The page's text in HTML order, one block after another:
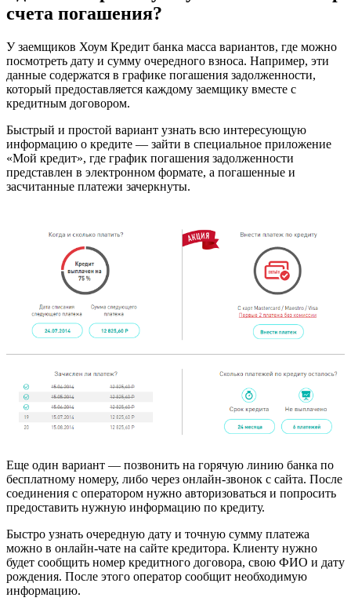
счета погашения?
У заемщиков Хоум Кредит банка масса вариантов, где можно
посмотреть дату и сумму очередного взноса. Например, эти
данные содержатся в графике погашения задолженности,
который предоставляется каждому заемщику вместе с
кредитным договором.
Быстрый и простой вариант узнать всю интересующую
информацию о кредите — зайти в специальное приложение
«Мой кредит», где график погашения задолженности
представлен в электронном формате, а погашенные и
засчитанные платежи зачеркнуты.
Еще один вариант — позвонить на горячую линию банка по
бесплатному номеру, либо через онлайн-звонок с сайта. После
соединения с оператором нужно авторизоваться и попросить
предоставить нужную информацию по кредиту.
Быстро узнать очередную дату и точную сумму платежа
можно в онлайн-чате на сайте кредитора. Клиенту нужно
будет сообщить номер кредитного договора, свою ФИО и дату
рождения. После этого оператор сообщит необходимую
информацию.